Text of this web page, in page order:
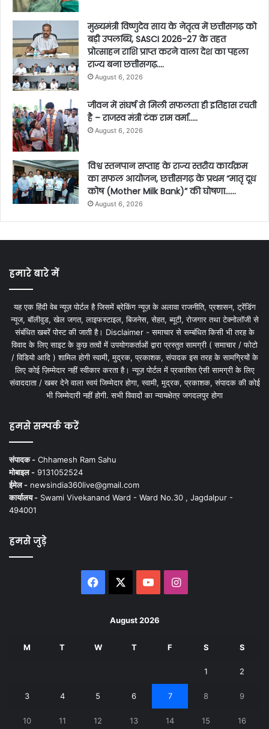
मुख्यमंत्री विष्णुदेव साय के नेतृत्व में छत्तीसगढ़ को
बड़ी उपलब्धि, SASCI 2026-27 के तहत
प्रोत्साहन राशि प्राप्त करने वाला देश का पहला
राज्य बना छत्तीसगढ़….
August 6, 2026
जीवन में संघर्ष से मिली सफलता ही इतिहास रचती
है – राजस्व मंत्री टंक राम वर्मा…..
August 6, 2026
विश्व स्तनपान सप्ताह के राज्य स्तरीय कार्यक्रम
का सफल आयोजन, छत्तीसगढ़ के प्रथम “मातृ दूध
कोष (Mother Milk Bank)” की घोषणा……
August 6, 2026
हमारे बारे में
यह एक हिंदी वेब न्यूज़ पोर्टल है जिसमें ब्रेकिंग न्यूज़ के अलावा राजनीति, प्रशासन, ट्रेंडिंग
न्यूज, बॉलीवुड, खेल जगत, लाइफस्टाइल, बिजनेस, सेहत, ब्यूटी, रोजगार तथा टेक्नोलॉजी से
संबंधित खबरें पोस्ट की जाती है। Disclaimer - समाचार से सम्बंधित किसी भी तरह के
विवाद के लिए साइट के कुछ तत्वों में उपयोगकर्ताओं द्वारा प्रस्तुत सामग्री ( समाचार / फोटो
/ विडियो आदि ) शामिल होगी स्वामी, मुद्रक, प्रकाशक, संपादक इस तरह के सामग्रियों के
लिए कोई ज़िम्मेदार नहीं स्वीकार करता है। न्यूज़ पोर्टल में प्रकाशित ऐसी सामग्री के लिए
संवाददाता / खबर देने वाला स्वयं जिम्मेदार होगा, स्वामी, मुद्रक, प्रकाशक, संपादक की कोई
भी जिम्मेदारी नहीं होगी. सभी विवादों का न्यायक्षेत्र जगदलपुर होगा
हमसे सम्पर्क करें
संपादक - Chhamesh Ram Sahu
मोबाइल - 9131052524
ईमेल - newsindia360live@gmail.com
कार्यालय - Swami Vivekanand Ward - Ward No.30 , Jagdalpur -
494001
हमसे जुड़े
Facebook YouTubeInstagram
August 2026
M T W T F S S
1 2
3 4 5 6 7 8 9
10 11 12 13 14 15 16